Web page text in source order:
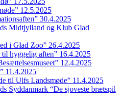
12.5.2025
30.4.2025
Midtjylland og Klub Glad
i Glad Zoo” 26.4.2025
til hyggelig aften” 16.4.2025
12.4.2025
11.4.2025
til Ulfs Landsmøde” 11.4.2025
Syddanmark “De sjoveste brætspil